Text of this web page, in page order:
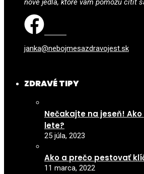
nové jedlá, ktoré vám pomôžu cítiť
janka@nebojmesazdravojest.sk
ZDRAVÉ TIPY
Nečakajte na jeseň!
lete?
25 júla, 2023
Ako a prečo pestovať
11 marca, 2022